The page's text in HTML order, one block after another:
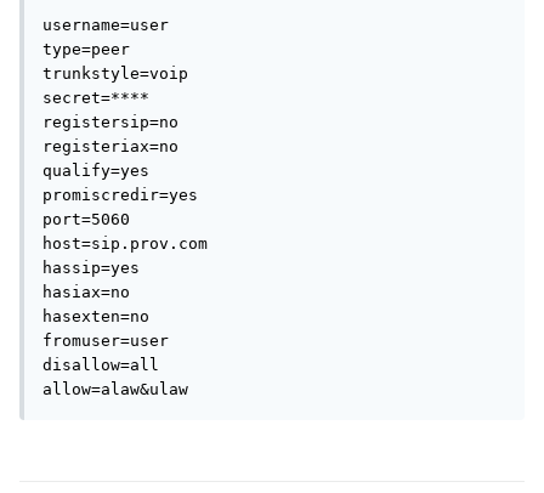
username=user
type=peer
trunkstyle=voip
secret=****
registersip=no
registeriax=no
qualify=yes
promiscredir=yes
port=5060
host=sip.prov.com
hassip=yes
hasiax=no
hasexten=no
fromuser=user
disallow=all
allow=alaw&ulaw